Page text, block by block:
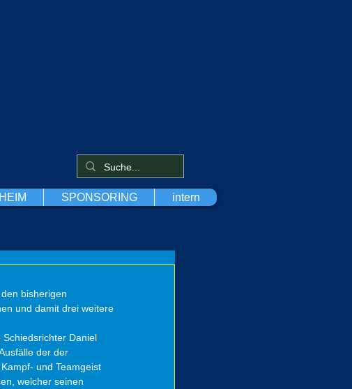
SPONSORING intern
bisherigen
und damit drei weitere
Daniel
der der
und Teamgeist
welcher seinen